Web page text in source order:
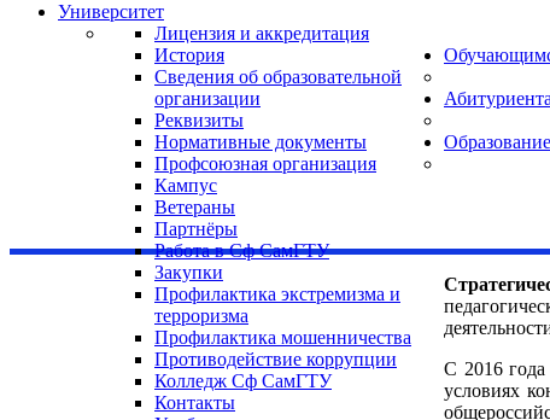
Университет
Лицензия и аккредитация
История
Сведения об образовательной
организации
Реквизиты
Нормативные документы
Профсоюзная организация
Кампус
Ветераны
Партнёры
Работа в Сф СамГТУ
Закупки
Профилактика экстремизма и
терроризма
Профилактика мошенничества
Противодействие коррупции
Колледж Сф СамГТУ
Контакты
Образование
С 2016 года
условиях